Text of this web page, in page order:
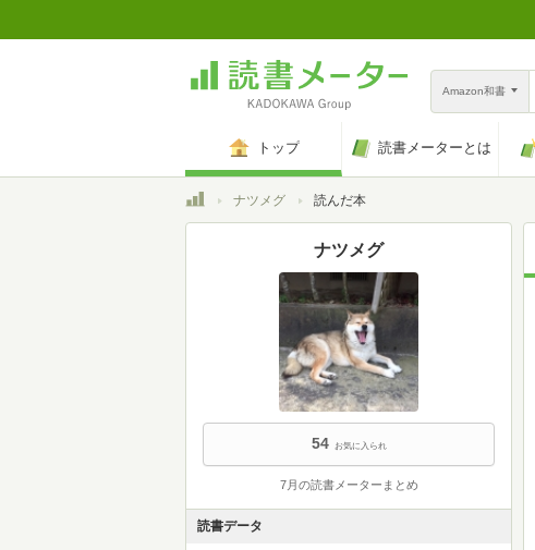
Amazon和書
トップ 読書メーターとは
トップナツメグ 読んだ本
ナツメグ
54 お気に入られ
7月の読書メーターまとめ
読書データ